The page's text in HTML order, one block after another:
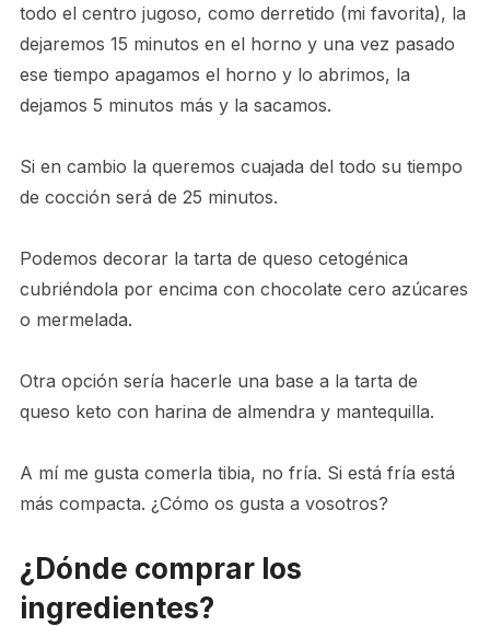
todo el centro jugoso, como derretido (mi favorita), la
dejaremos 15 minutos en el horno y una vez pasado
ese tiempo apagamos el horno y lo abrimos, la
dejamos 5 minutos más y la sacamos.
Si en cambio la queremos cuajada del todo su tiempo
de cocción será de 25 minutos.
Podemos decorar la tarta de queso cetogénica
cubriéndola por encima con chocolate cero azúcares
o mermelada.
Otra opción sería hacerle una base a la tarta de
queso keto con harina de almendra y mantequilla.
A mí me gusta comerla tibia, no fría. Si está fría está
más compacta. ¿Cómo os gusta a vosotros?
¿Dónde comprar los
ingredientes?